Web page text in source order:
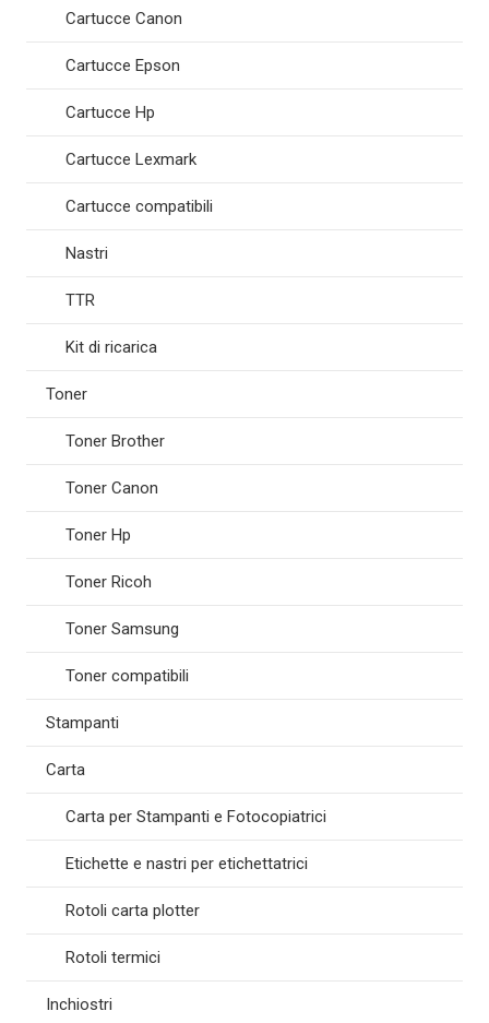
Cartucce Canon
Cartucce Epson
Cartucce Hp
Cartucce Lexmark
Cartucce compatibili
Nastri
TTR
Kit di ricarica
Toner
Toner Brother
Toner Canon
Toner Hp
Toner Ricoh
Toner Samsung
Toner compatibili
Stampanti
Carta
Carta per Stampanti e Fotocopiatrici
Etichette e nastri per etichettatrici
Rotoli carta plotter
Rotoli termici
Inchiostri